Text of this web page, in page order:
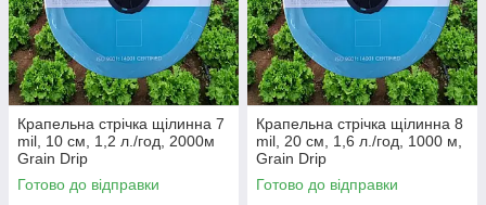
Крапельна стрічка щілинна 7
mil, 10 см, 1,2 л./год, 2000м
Grain Drip
Готово до відправки
Крапельна стрічка щілинна 8
mil, 20 см, 1,6 л./год, 1000 м,
Grain Drip
Готово до відправки